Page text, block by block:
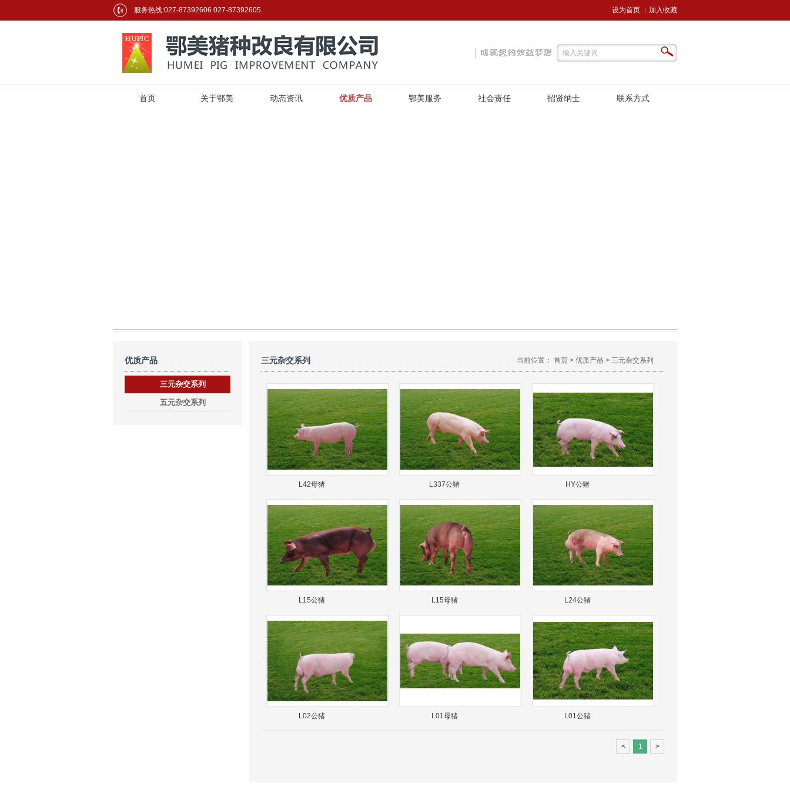
服务热线:027-87392606 027-87392605 设为首页 ： 加入收藏
首页 关于鄂美 动态资讯 优质产品 鄂美服务 社会责任 招贤纳士 联系方式
优质产品
三元杂交系列
五元杂交系列
三元杂交系列 当前位置： 首页 > 优质产品 > 三元杂交系列
L42母猪 L337公猪 HY公猪
L15公猪 L15母猪 L24公猪
L02公猪 L01母猪 L01公猪
< 1 >